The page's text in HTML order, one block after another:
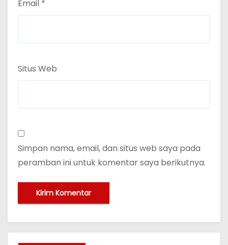
Email *
Situs Web
Simpan nama, email, dan situs web saya pada
peramban ini untuk komentar saya berikutnya.